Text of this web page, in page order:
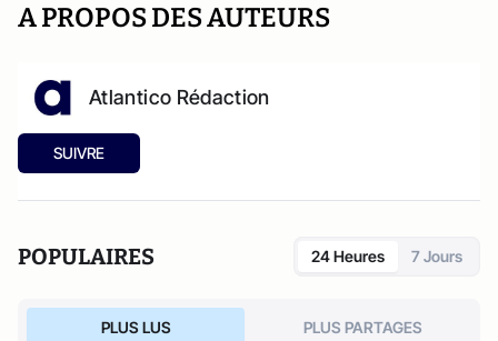
A PROPOS DES AUTEURS
Atlantico Rédaction
SUIVRE
POPULAIRES 24 Heures 7 Jours
PLUS LUS PLUS PARTAGES